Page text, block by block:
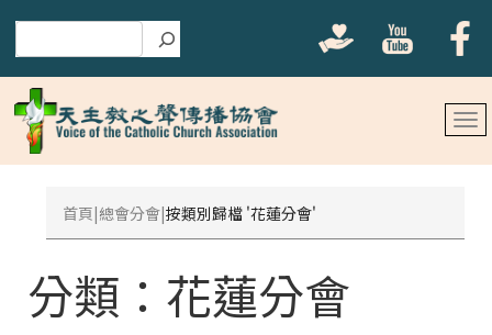
首頁 總會分會 按類別歸檔 '花蓮分會'
分類： 花蓮分會